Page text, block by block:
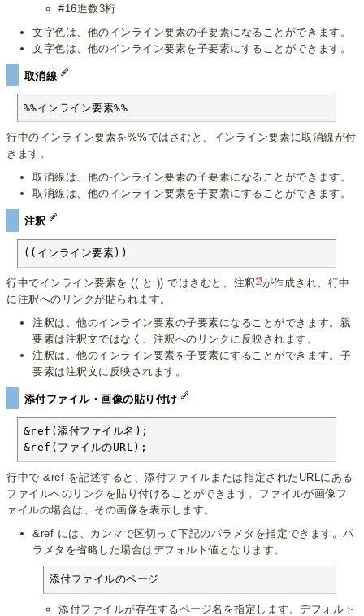
#16進数3桁
文字色は、他のインライン要素の子要素になることができます。
文字色は、他のインライン要素を子要素にすることができます。
取消線
%%インライン要素%%
行中のインライン要素を%%ではさむと、インライン要素に取消線が付
きます。
取消線は、他のインライン要素の子要素になることができます。
取消線は、他のインライン要素を子要素にすることができます。
注釈
((インライン要素))
行中でインライン要素を (( と )) ではさむと、注釈 *3が作成され、行中
に注釈へのリンクが貼られます。
注釈は、他のインライン要素の子要素になることができます。親
要素は注釈文ではなく、注釈へのリンクに反映されます。
注釈は、他のインライン要素を子要素にすることができます。子
要素は注釈文に反映されます。
添付ファイル・画像の貼り付け
&ref(添付ファイル名);
&ref(ファイルのURL);
行中で &ref を記述すると、添付ファイルまたは指定されたURLにある
ファイルへのリンクを貼り付けることができます。ファイルが画像フ
ァイルの場合は、その画像を表示します。
&ref には、カンマで区切って下記のパラメタを指定できます。パ
ラメタを省略した場合はデフォルト値となります。
添付ファイルのページ
添付ファイルが存在するページ名を指定します。デフォルト